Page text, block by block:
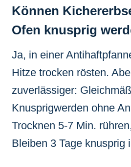
Können
Ofen knusprig
Ja, in einer
Hitze trocken rösten.
zuverlässiger:
Knusprigwerden ohne
Trocknen 5-7 Min.
Bleiben 3 Tage knusprig